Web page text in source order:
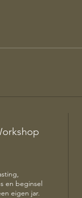
en beginsel
eigen jar.